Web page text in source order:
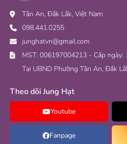
Tân An, Đắk Lắk, Việt Nam
098.441.0255
junghatvn@gmail.com
MST: 006197004213 - Cấp ngày:
Tại UBND Phường Tân An, Đắk
Theo dõi Jung Hạt
Youtube
Fanpage